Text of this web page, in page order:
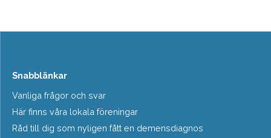
Snabblänkar
Vanliga frågor och svar
Här finns våra lokala föreningar
Råd till dig som nyligen fått en demensdiagnos